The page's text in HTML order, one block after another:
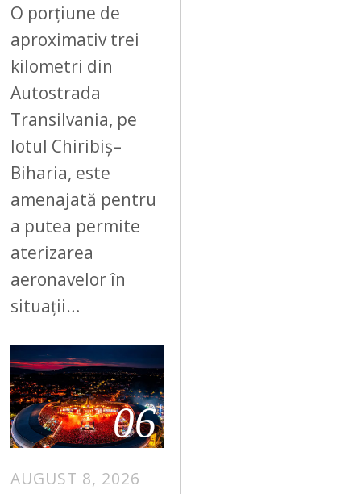
O porțiune de
aproximativ trei
kilometri din
Autostrada
Transilvania, pe
lotul Chiribiș–
Biharia, este
amenajată pentru
a putea permite
aterizarea
aeronavelor în
situații…
06
AUGUST 8, 2026